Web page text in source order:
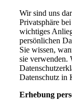
Wir sind uns
Privatsphäre
wichtiges
persönlichen
Sie wissen,
sie verwenden.
Datenschutz in
Erhebung